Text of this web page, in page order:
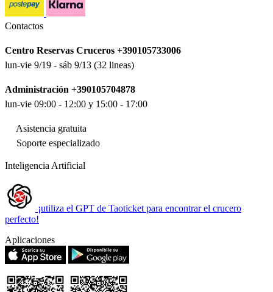
Contactos
Centro Reservas Cruceros +390105733006
lun-vie 9/19 - sáb 9/13 (32 lineas)
Administración +390105704878
lun-vie 09:00 - 12:00 y 15:00 - 17:00
Asistencia gratuita
Soporte especializado
Inteligencia Artificial
¡utiliza el GPT de Taoticket para encontrar el crucero
perfecto!
Aplicaciones